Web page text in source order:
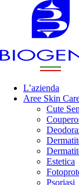
L’azienda
Aree Skin
Cute
Estetica
Psoriasi